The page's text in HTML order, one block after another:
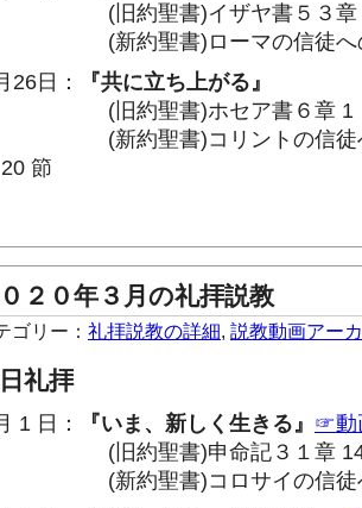
約聖書)イザヤ書５３章 6
約聖書)ローマの信徒への
26日：
『共に立ち上がる』
(旧約聖書)ホセア書６章 1
約聖書)コリントの信徒への
節
２０年３月の礼拝説教
ゴリー： 礼拝説教の詳細, 説教動画アー
礼拝
1 日： 『いま、新しく生きる』 ☞動
約聖書)申命記３１章 14
約聖書)コロサイの信徒への